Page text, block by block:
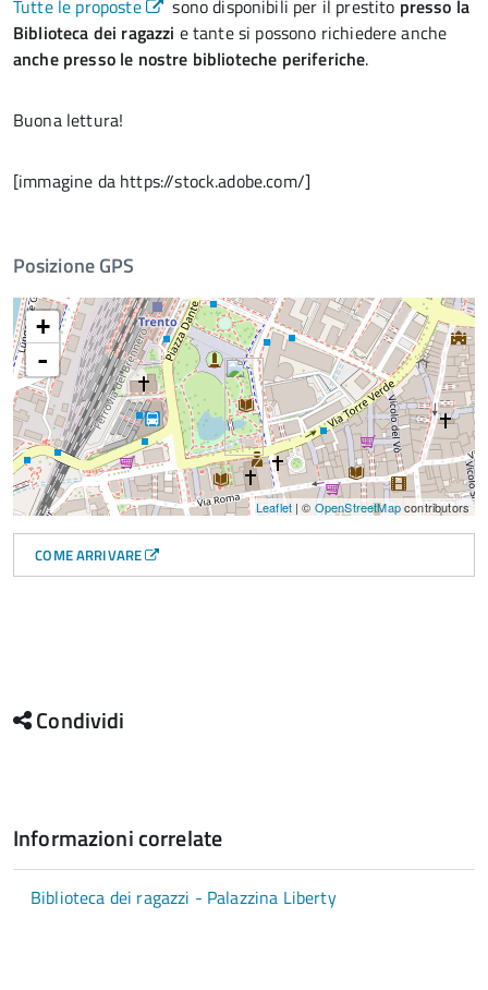
Tutte le proposte sono disponibili per il prestito presso la
Biblioteca dei ragazzi e tante si possono richiedere anche
anche presso le nostre biblioteche periferiche.
Buona lettura!
[immagine da https://stock.adobe.com/]
Posizione GPS
+
-
Leaflet | © OpenStreetMapcontributors
COME ARRIVARE
Condividi
Informazioni correlate
Biblioteca dei ragazzi - Palazzina Liberty